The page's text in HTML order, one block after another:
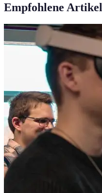
Empfohlene Artikel